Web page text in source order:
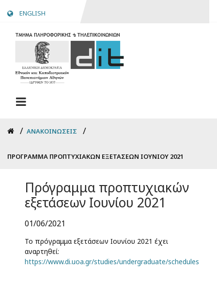
content
ENGLISH
Breadcrumb
ΑΝΑΚΟΙΝΏΣΕΙΣ
ΠΡΌΓΡΑΜΜΑ ΠΡΟΠΤΥΧΙΑΚΏΝ ΕΞΕΤΆΣΕΩΝ ΙΟΥΝΊΟΥ 2021
Πρόγραμμα προπτυχιακών
εξετάσεων Ιουνίου 2021
01/06/2021
Το πρόγραμμα εξετάσεων Ιουνίου 2021 έχει
αναρτηθεί:
https://www.di.uoa.gr/studies/undergraduate/schedules